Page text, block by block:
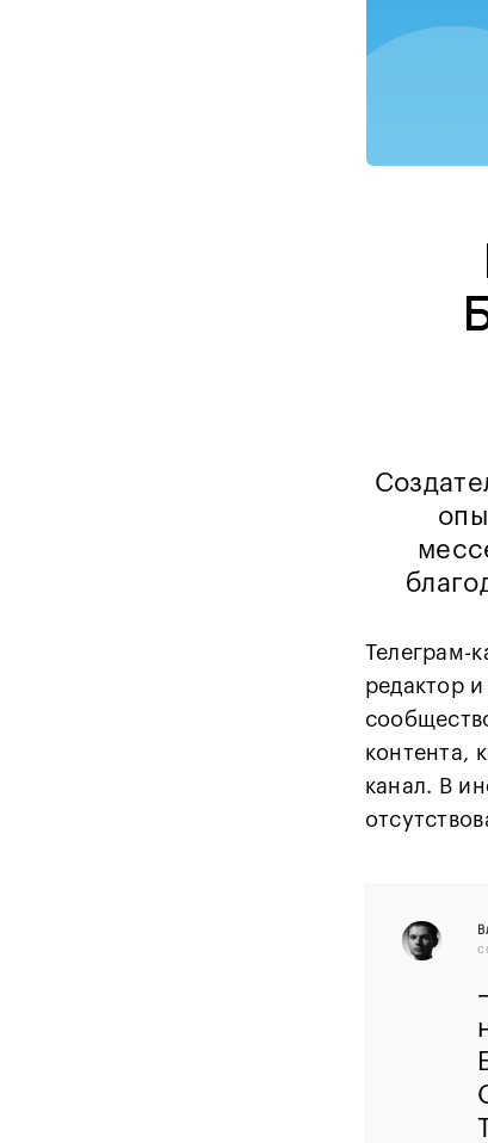
Телеграм-
редактор
контента,
канал. В